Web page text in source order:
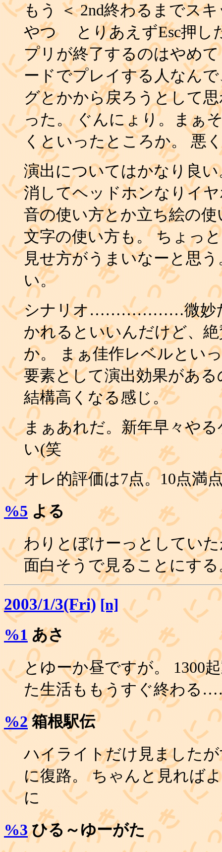
もう ＜ 2nd終わるまでス
やつ とりあえずEsc押し
プリが終了するのはやめ
ードでプレイする人なん
グとかから戻ろうとして
った。 ぐんにょり。まぁ
くといったところか。 悪
演出についてはかなり良
消してヘッドホンなりイ
音の使い方とか立ち絵の
文字の使い方も。 ちょっ
見せ方がうまいなーと思
い。
シナリオ………………微妙だ
かれるといいんだけど、
か。 まぁ佳作レベルとい
要素として演出効果があ
結構高くなる感じ。
まぁあれだ。新年早々や
い(笑
オレ的評価は7点。10点満
%5 よる
わりとぼけーっとしてい
面白そうで見ることにする
2003/1/3(Fri) [n]
%1 あさ
とゆーか昼ですが。 1300
た生活ももうすぐ終わ
%2箱根駅伝
ハイライトだけ見ました
に復路。 ちゃんと見れば
に
%3ひる～ゆーがた